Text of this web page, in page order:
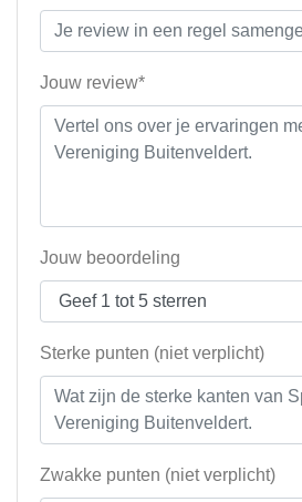
Jouw review*
Jouw beoordeling
Sterke punten (niet verplicht)
Zwakke punten (niet verplicht)